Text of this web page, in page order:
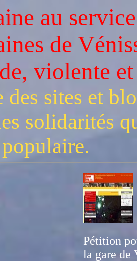
au
de
violente
des sites et
solidarités
Pétition
la gare de